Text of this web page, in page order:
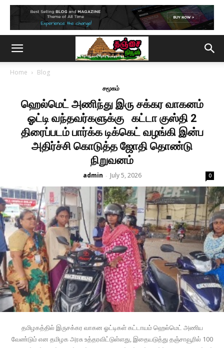
Home Blog
சமூகம்
ஹெல்மெட் அணிந்து இரு சக்கர வாகனம்
ஓட்டி வந்தவர்களுக்கு கட்டா குஸ்தி 2
திரைப்படம் பார்க்க டிக்கெட் வழங்கி இன்ப
அதிர்ச்சி கொடுத்த ஜோதி தொண்டு
நிறுவனம்
admin - July 5, 2026 0
தமிழகத்தில் இருசக்கர வாகன ஓட்டிகள் கட்டாயம் ஹெல்மெட் அணிய
வேண்டும் என தமிழக அரசு உத்தரவிட்டுள்ளது, இதையடுத்து தஞ்சாவூரில் 100